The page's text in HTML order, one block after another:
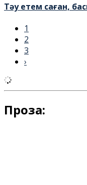
Тәу етем саған,
1
2
3
›
Проза: